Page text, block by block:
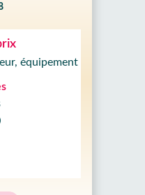
équipement